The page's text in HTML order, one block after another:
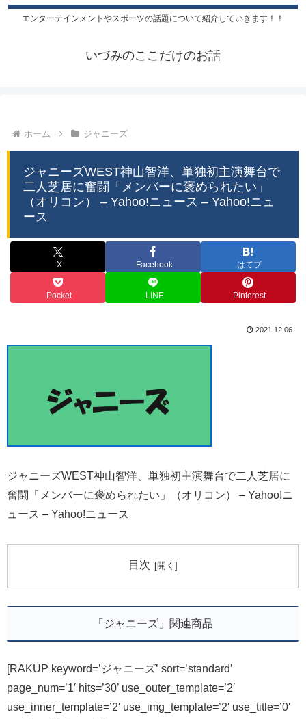
エンターテインメントやスポーツの話題について紹介していきます！！
いづみのここだけのお話
ホーム ジャニーズ
ジャニーズWEST神山智洋、単独初主演舞台で
二人芝居に奮闘「メンバーに褒められたい」
（オリコン） – Yahoo!ニュース – Yahoo!ニュ
ース
X Facebook はてブ
Pocket LINE Pinterest
2021.12.06
ジャニーズWEST神山智洋、単独初主演舞台で二人芝居に
奮闘「メンバーに褒められたい」（オリコン） – Yahoo!ニ
ュース – Yahoo!ニュース
目次
「ジャニーズ」関連商品
[RAKUP keyword=’ジャニーズ’ sort=’standard’
page_num=’1′ hits=’30’ use_outer_template=’2′
use_inner_template=’2′ use_img_template=’2′ use_title=’0′